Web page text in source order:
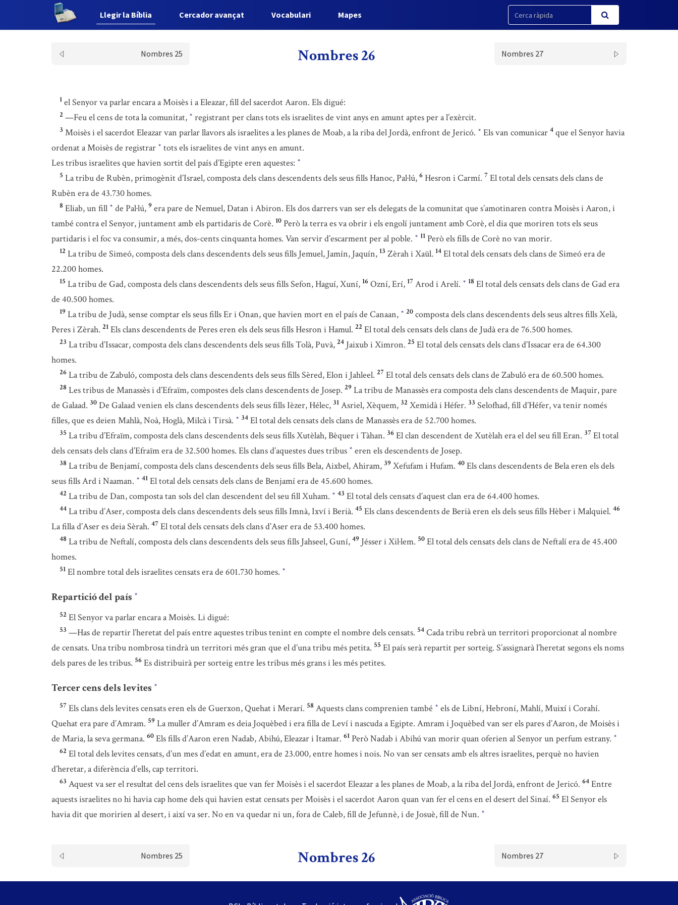
Llegir la Bíblia Cercador avançat Vocabulari Mapes
Nombres 25 Nombres 26 Nombres 27
1 el Senyor va parlar encara a Moisès i a Eleazar, fill del sacerdot Aaron. Els digué:
2 —Feu el cens de tota la comunitat, * registrant per clans tots els israelites de vint anys en amunt aptes per a l’exèrcit.
3 Moisès i el sacerdot Eleazar van parlar llavors als israelites a les planes de Moab, a la riba del Jordà, enfront de Jericó. * Els van comunicar 4 que el Senyor havia
ordenat a Moisès de registrar * tots els israelites de vint anys en amunt.
Les tribus israelites que havien sortit del país d’Egipte eren aquestes: *
5 La tribu de Rubèn, primogènit d’Israel, composta dels clans descendents dels seus fills Hanoc, Pal·lú, 6 Hesron i Carmí. 7 El total dels censats dels clans de
Rubèn era de 43.730 homes.
8 Eliab, un fill * de Pal·lú, 9 era pare de Nemuel, Datan i Abiron. Els dos darrers van ser els delegats de la comunitat que s’amotinaren contra Moisès i Aaron, i
també contra el Senyor, juntament amb els partidaris de Corè. 10 Però la terra es va obrir i els engolí juntament amb Corè, el dia que moriren tots els seus
partidaris i el foc va consumir, a més, dos-cents cinquanta homes. Van servir d’escarment per al poble. * 11 Però els fills de Corè no van morir.
12 La tribu de Simeó, composta dels clans descendents dels seus fills Jemuel, Jamín, Jaquín, 13 Zèrah i Xaül. 14 El total dels censats dels clans de Simeó era de
22.200 homes.
15 La tribu de Gad, composta dels clans descendents dels seus fills Sefon, Haguí, Xuní, 16 Ozní, Erí, 17 Arod i Arelí. * 18 El total dels censats dels clans de Gad era
de 40.500 homes.
19 La tribu de Judà, sense comptar els seus fills Er i Onan, que havien mort en el país de Canaan, * 20 composta dels clans descendents dels seus altres fills Xelà,
Peres i Zèrah. 21 Els clans descendents de Peres eren els dels seus fills Hesron i Hamul. 22 El total dels censats dels clans de Judà era de 76.500 homes.
23 La tribu d’Issacar, composta dels clans descendents dels seus fills Tolà, Puvà, 24 Jaixub i Ximron. 25 El total dels censats dels clans d’Issacar era de 64.300
homes.
26 La tribu de Zabuló, composta dels clans descendents dels seus fills Sèred, Elon i Jahleel. 27 El total dels censats dels clans de Zabuló era de 60.500 homes.
28 Les tribus de Manassès i d’Efraïm, compostes dels clans descendents de Josep. 29 La tribu de Manassès era composta dels clans descendents de Maquir, pare
de Galaad. 30 De Galaad venien els clans descendents dels seus fills Ièzer, Hélec, 31 Asriel, Xèquem, 32 Xemidà i Héfer. 33 Selofhad, fill d’Héfer, va tenir només
filles, que es deien Mahlà, Noà, Hoglà, Milcà i Tirsà. * 34 El total dels censats dels clans de Manassès era de 52.700 homes.
35 La tribu d’Efraïm, composta dels clans descendents dels seus fills Xutèlah, Bèquer i Tàhan. 36 El clan descendent de Xutèlah era el del seu fill Eran. 37 El total
dels censats dels clans d’Efraïm era de 32.500 homes. Els clans d’aquestes dues tribus * eren els descendents de Josep.
38 La tribu de Benjamí, composta dels clans descendents dels seus fills Bela, Aixbel, Ahiram, 39 Xefufam i Hufam. 40 Els clans descendents de Bela eren els dels
seus fills Ard i Naaman. * 41 El total dels censats dels clans de Benjamí era de 45.600 homes.
42 La tribu de Dan, composta tan sols del clan descendent del seu fill Xuham. * 43 El total dels censats d’aquest clan era de 64.400 homes.
44 La tribu d’Aser, composta dels clans descendents dels seus fills Imnà, Ixví i Berià. 45 Els clans descendents de Berià eren els dels seus fills Hèber i Malquiel. 46
La filla d’Aser es deia Sèrah. 47 El total dels censats dels clans d’Aser era de 53.400 homes.
48 La tribu de Neftalí, composta dels clans descendents dels seus fills Jahseel, Guní, 49 Jésser i Xil·lem. 50 El total dels censats dels clans de Neftalí era de 45.400
homes.
51 El nombre total dels israelites censats era de 601.730 homes. *
Repartició del país *
52 El Senyor va parlar encara a Moisès. Li digué:
53 —Has de repartir l’heretat del país entre aquestes tribus tenint en compte el nombre dels censats. 54 Cada tribu rebrà un territori proporcionat al nombre
de censats. Una tribu nombrosa tindrà un territori més gran que el d’una tribu més petita. 55 El país serà repartit per sorteig. S’assignarà l’heretat segons els noms
dels pares de les tribus. 56 Es distribuirà per sorteig entre les tribus més grans i les més petites.
Tercer cens dels levites *
57 Els clans dels levites censats eren els de Guerxon, Quehat i Merarí. 58 Aquests clans comprenien també * els de Libní, Hebroní, Mahlí, Muixí i Corahí.
Quehat era pare d’Amram. 59 La muller d’Amram es deia Joquèbed i era filla de Leví i nascuda a Egipte. Amram i Joquèbed van ser els pares d’Aaron, de Moisès i
de Maria, la seva germana. 60 Els fills d’Aaron eren Nadab, Abihú, Eleazar i Itamar. 61 Però Nadab i Abihú van morir quan oferien al Senyor un perfum estrany. *
62 El total dels levites censats, d’un mes d’edat en amunt, era de 23.000, entre homes i nois. No van ser censats amb els altres israelites, perquè no havien
d’heretar, a diferència d’ells, cap territori.
63 Aquest va ser el resultat del cens dels israelites que van fer Moisès i el sacerdot Eleazar a les planes de Moab, a la riba del Jordà, enfront de Jericó. 64 Entre
aquests israelites no hi havia cap home dels qui havien estat censats per Moisès i el sacerdot Aaron quan van fer el cens en el desert del Sinaí. 65 El Senyor els
havia dit que moririen al desert, i així va ser. No en va quedar ni un, fora de Caleb, fill de Jefunnè, i de Josuè, fill de Nun. *
Nombres 25 Nombres 26 Nombres 27